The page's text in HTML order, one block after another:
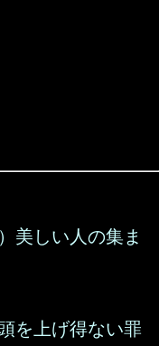
美しい人の集ま
を上げ得ない罪